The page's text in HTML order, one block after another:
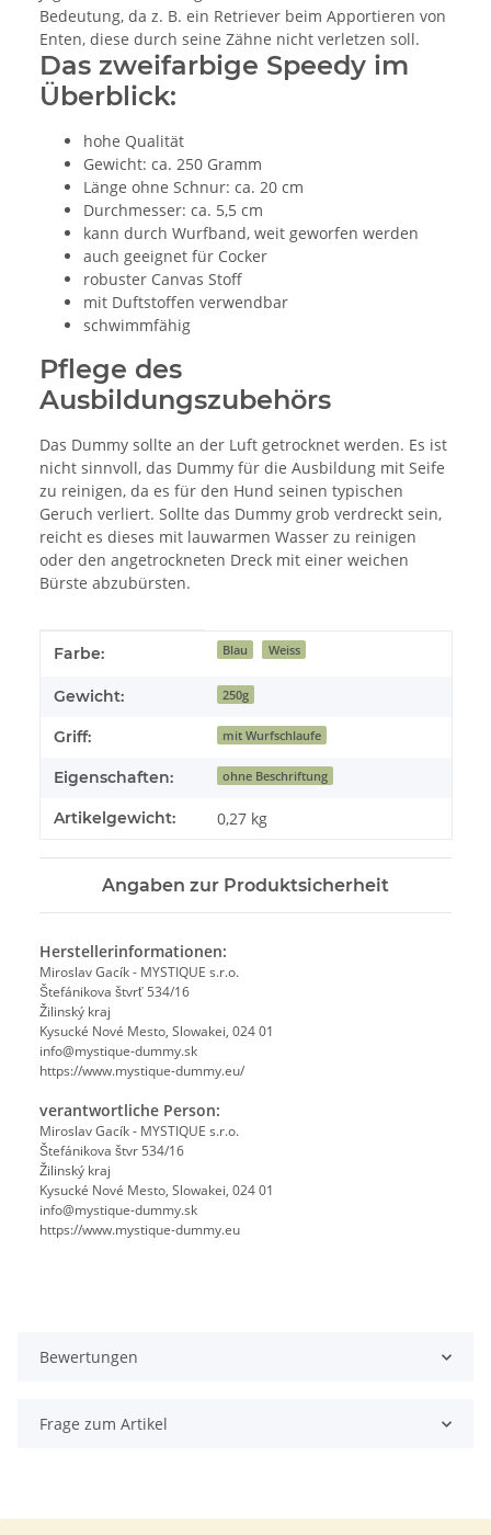
Bedeutung, da z. B. ein Retriever beim Apportieren von
Enten, diese durch seine Zähne nicht verletzen soll.
Das zweifarbige Speedy im
Überblick:
hohe Qualität
Gewicht: ca. 250 Gramm
Länge ohne Schnur: ca. 20 cm
Durchmesser: ca. 5,5 cm
kann durch Wurfband, weit geworfen werden
auch geeignet für Cocker
robuster Canvas Stoff
mit Duftstoffen verwendbar
schwimmfähig
Pflege des
Ausbildungszubehörs
Das Dummy sollte an der Luft getrocknet werden. Es ist
nicht sinnvoll, das Dummy für die Ausbildung mit Seife
zu reinigen, da es für den Hund seinen typischen
Geruch verliert. Sollte das Dummy grob verdreckt sein,
reicht es dieses mit lauwarmen Wasser zu reinigen
oder den angetrockneten Dreck mit einer weichen
Bürste abzubürsten.
Produkteigenschaft
Wert
Farbe: Blau Weiss
Gewicht: 250g
Griff: mit Wurfschlaufe
Eigenschaften: ohne Beschriftung
Artikelgewicht: 0,27 kg
Angaben zur Produktsicherheit
Herstellerinformationen:
Miroslav Gacík - MYSTIQUE s.r.o.
Štefánikova štvrť 534/16
Žilinský kraj
Kysucké Nové Mesto, Slowakei, 024 01
info@mystique-dummy.sk
https://www.mystique-dummy.eu/
verantwortliche Person:
Miroslav Gacík - MYSTIQUE s.r.o.
Štefánikova štvr 534/16
Žilinský kraj
Kysucké Nové Mesto, Slowakei, 024 01
info@mystique-dummy.sk
https://www.mystique-dummy.eu
Bewertungen
Frage zum Artikel